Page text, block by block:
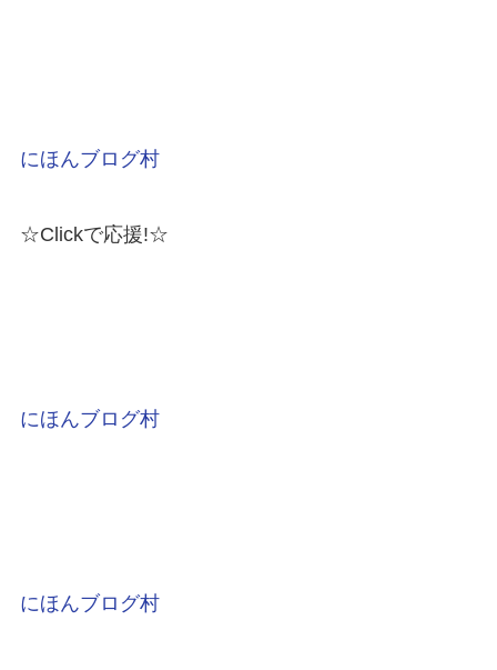
にほんブログ村
☆Clickで応援!☆
にほんブログ村
にほんブログ村